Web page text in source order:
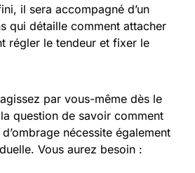
il sera accompagné d’un
qui détaille comment attacher
régler le tendeur et fixer le
par vous-même dès le
question de savoir comment
nécessite également
Vous aurez besoin :